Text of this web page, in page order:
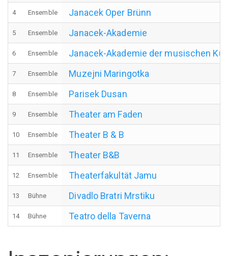
4 Ensemble Janacek Oper Brünn
5 Ensemble Janacek-Akademie
6 Ensemble Janacek-Akademie der musischen
7 Ensemble Muzejni Maringotka
8 Ensemble Parisek Dusan
9 Ensemble Theater am Faden
10 Ensemble Theater B & B
11 Ensemble Theater B&B
12 Ensemble Theaterfakultät Jamu
13 Bühne Divadlo Bratri Mrstiku
14 Bühne Teatro della Taverna